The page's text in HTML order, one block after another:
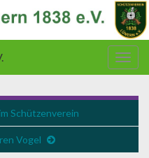
Schützenverein
Vogel